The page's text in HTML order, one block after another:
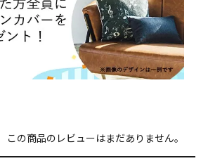
この商品のレビューはまだありません。